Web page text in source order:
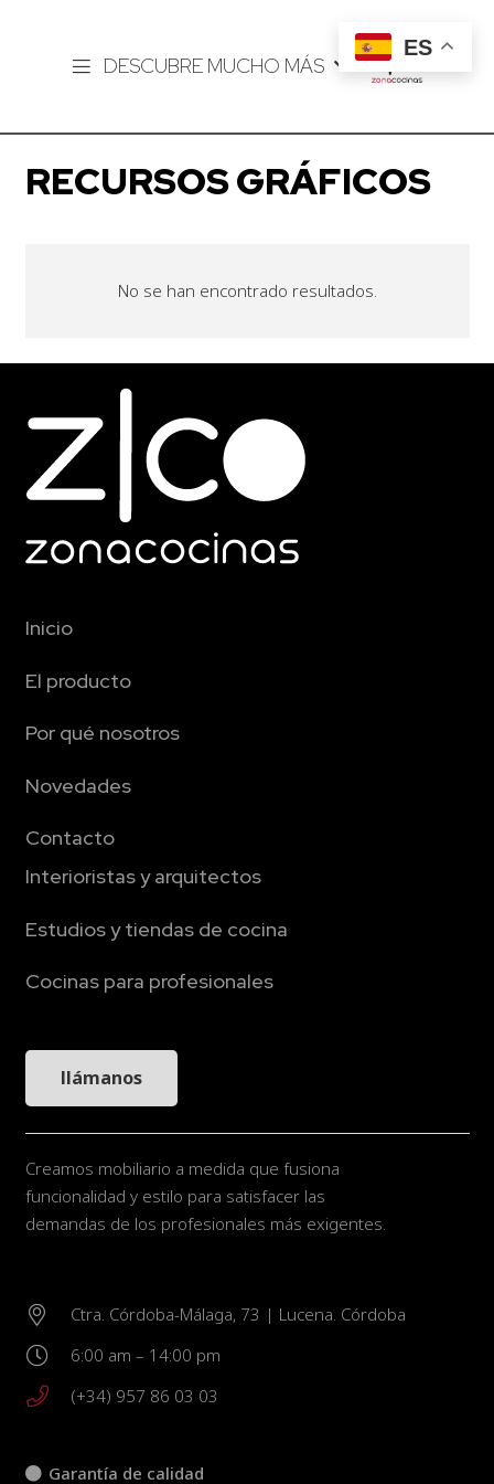
DESCUBRE MUCHO MÁS
RECURSOS GRÁFICOS
No se han encontrado resultados.
Inicio
El producto
Por qué nosotros
Novedades
Contacto
Interioristas y arquitectos
Estudios y tiendas de cocina
Cocinas para profesionales
llámanos
Creamos mobiliario a medida que fusiona
funcionalidad y estilo para satisfacer las
demandas de los profesionales más exigentes.
Ctra. Córdoba-Málaga, 73 | Lucena. Córdoba
6:00 am – 14:00 pm
(+34) 957 86 03 03
Garantía de calidad
ES